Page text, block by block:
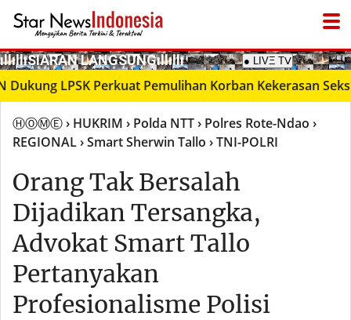
­ıllıllıS͙I͙A͙R͙A͙N͙ L͙A͙N͙G͙S͙U͙N͙G͙ıllıllı
LPSK Perkuat Pemulihan Korban Kekerasan Seksual
ⒽⓄⓂⒺ› HUKRIM › Polda NTT› Polres Rote-Ndao ›
REGIONAL› Smart Sherwin Tallo › TNI-POLRI
Orang Tak Bersalah
Dijadikan Tersangka,
Advokat Smart Tallo
Pertanyakan
Profesionalisme Polisi